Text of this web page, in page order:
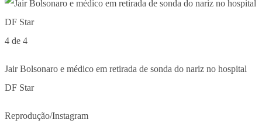
4 de 4
Jair Bolsonaro e médico em retirada de sonda do nariz no hospital
DF Star
Reprodução/Instagram